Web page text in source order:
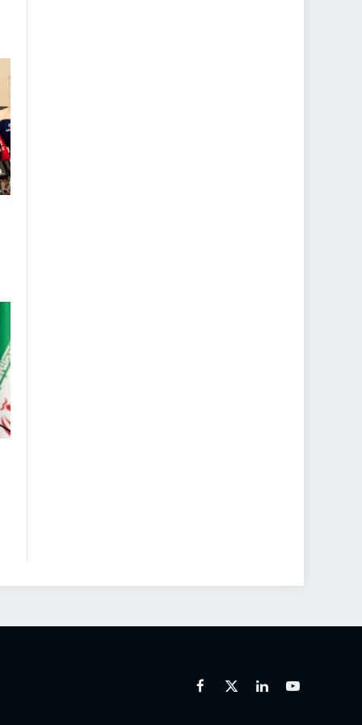
Facebook
X
LinkedinYoutube